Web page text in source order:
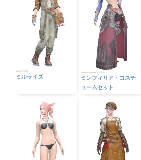
ミルライズ
ミンフィリア・コスチ
ュームセット